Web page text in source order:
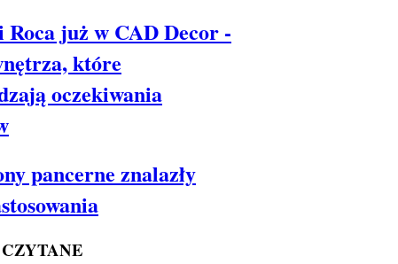
Roca już w CAD Decor -
które
oczekiwania
pancerne znalazły